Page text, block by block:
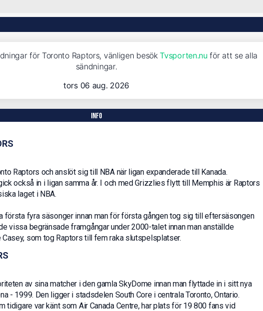
för Toronto Raptors, vänligen besökTvsporten.nu för att se alla
sändningar.
tors 06 aug. 2026
info
Raptors och anslöt sig till NBA när ligan expanderade till Kanada.
också in i ligan samma år. I och med Grizzlies flytt till Memphis är Raptors
laget i NBA.
första fyra säsonger innan man för första gången tog sig till eftersäsongen
vissa begränsade framgångar under 2000-talet innan man anställde
Casey, som tog Raptors till fem raka slutspelsplatser.
av sina matcher i den gamla SkyDome innan man flyttade in i sitt nya
- 1999. Den ligger i stadsdelen South Core i centrala Toronto, Ontario.
tidigare var känt som Air Canada Centre, har plats för 19 800 fans vid